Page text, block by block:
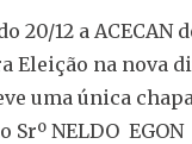
20/12 a ACECAN
Eleição na nova
uma única
Srº NELDO EGON